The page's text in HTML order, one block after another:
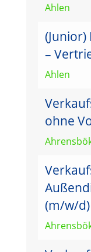
Ahlen
–
Ahlen
ohne
(m/w/d)